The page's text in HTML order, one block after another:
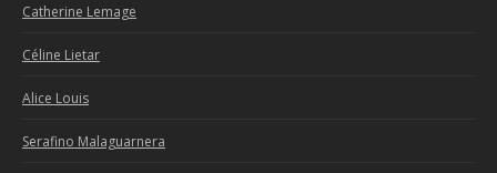
Catherine Lemage
Céline Lietar
Alice Louis
Serafino Malaguarnera